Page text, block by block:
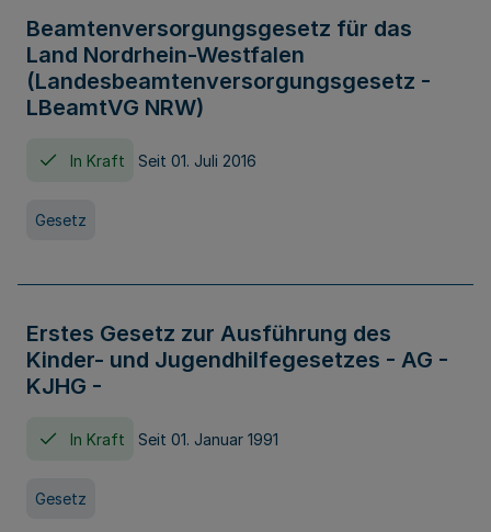
Beamtenversorgungsgesetz für das
Land Nordrhein-Westfalen
(Landesbeamtenversorgungsgesetz -
LBeamtVG NRW)
In Kraft Seit 01. Juli 2016
Gesetz
Erstes Gesetz zur Ausführung des
Kinder- und Jugendhilfegesetzes - AG -
KJHG -
In Kraft Seit 01. Januar 1991
Gesetz